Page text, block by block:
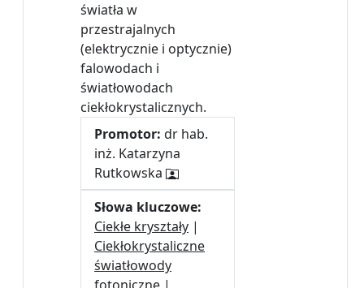
światła w
przestrajalnych
(elektrycznie i optycznie)
falowodach i
światłowodach
ciekłokrystalicznych.
Promotor: dr hab.
inż. Katarzyna
Rutkowska
Słowa kluczowe:
Ciekłe kryształy |
Ciekłokrystaliczne
światłowody